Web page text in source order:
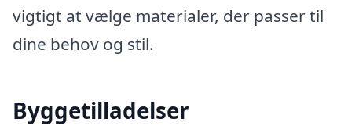
vigtigt at vælge materialer, der passer til
dine behov og stil.
Byggetilladelser